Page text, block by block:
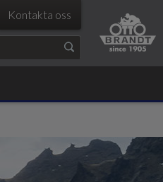
Kontakta oss